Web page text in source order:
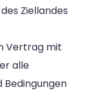
Ziellandes
Vertrag mit
alle
Bedingungen